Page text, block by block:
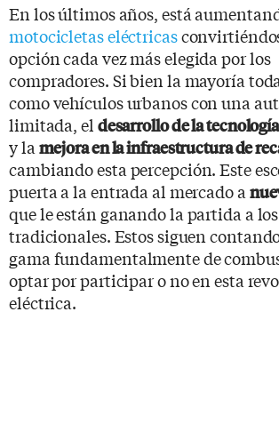
En los últimos años, está
motocicletas eléctricas
opción cada vez más elegida por los
compradores. Si bien la mayoría
como vehículos urbanos con una
limitada, el desarrollo de la
y la mejora en la infraestructura de
cambiando esta percepción. Este
puerta a la entrada al mercado a
que le están ganando la partida a
tradicionales. Estos siguen
gama fundamentalmente de
optar por participar o no en esta
eléctrica.